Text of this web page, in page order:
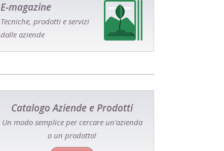
E-magazine
Tecniche, prodotti e servizi
dalle aziende
Catalogo Aziende e Prodotti
Un modo semplice per cercare un'azienda
o un prodotto!